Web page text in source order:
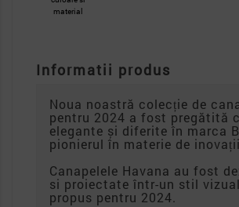
material
Informatii produs
Noua noastră colecție de
pentru 2024 a fost pregătită
elegante și diferite în marca
pionierul în materie de
Canapelele Havana au fost
si proiectate într-un stil
propus pentru 2024.